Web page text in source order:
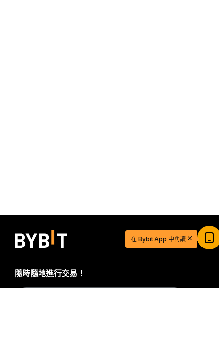
隨時隨地進行交易！
$20 USDT 助您從容開啓交易之旅
立即參與
在 Bybit App 中閱讀